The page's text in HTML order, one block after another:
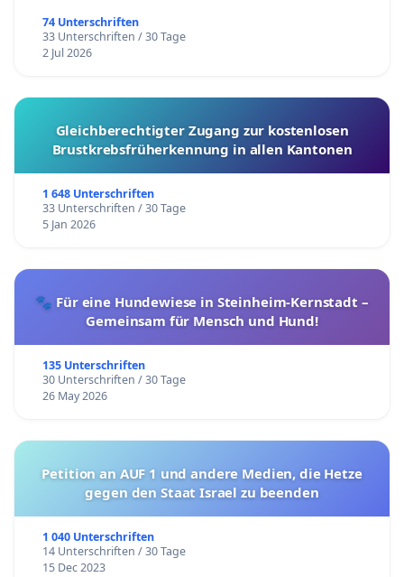
74 Unterschriften
33 Unterschriften / 30 Tage
2 Jul 2026
Gleichberechtigter Zugang zur kostenlosen
Brustkrebsfrüherkennung in allen Kantonen
1 648 Unterschriften
33 Unterschriften / 30 Tage
5 Jan 2026
🐾 Für eine Hundewiese in Steinheim-Kernstadt –
Gemeinsam für Mensch und Hund!
135 Unterschriften
30 Unterschriften / 30 Tage
26 May 2026
Petition an AUF 1 und andere Medien, die Hetze
gegen den Staat Israel zu beenden
1 040 Unterschriften
14 Unterschriften / 30 Tage
15 Dec 2023